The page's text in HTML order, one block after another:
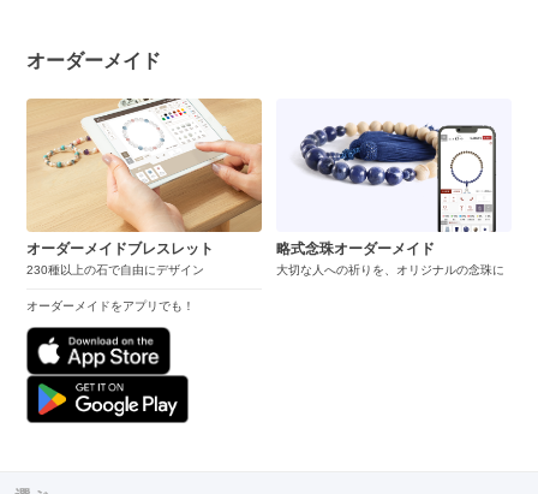
オーダーメイド
オーダーメイドブレスレット
230種以上の石で自由にデザイン
オーダーメイドをアプリでも！
略式念珠オーダーメイド
大切な人への祈りを、オリジナルの念珠に